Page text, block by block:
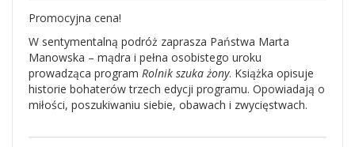
Promocyjna cena!
W sentymentalną podróż zaprasza Państwa Marta
Manowska – mądra i pełna osobistego uroku
prowadząca program Rolnik szuka żony. Książka opisuje
historie bohaterów trzech edycji programu. Opowiadają o
miłości, poszukiwaniu siebie, obawach i zwycięstwach.